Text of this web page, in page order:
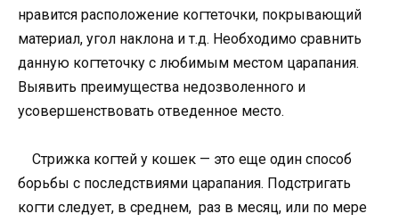
нравится расположение когтеточки, покрывающий
материал, угол наклона и т.д. Необходимо сравнить
данную когтеточку с любимым местом царапания.
Выявить преимущества недозволенного и
усовершенствовать отведенное место.
Стрижка когтей у кошек — это еще один способ
борьбы с последствиями царапания. Подстригать
когти следует, в среднем, раз в месяц, или по мере